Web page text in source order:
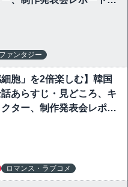
ファンタジー
細胞」を2倍楽しむ】韓国
話あらすじ・見どころ、キ
ター、制作発表会レポー
ロマンス・ラブコメ